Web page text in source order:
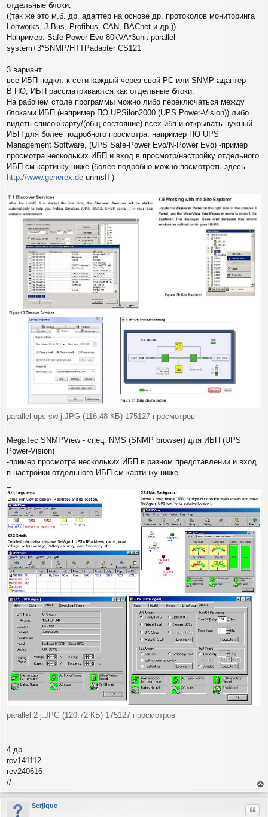
отдельные блоки.
((так же это м.б. др. адаптер на основе др. протоколов мониторинга
Lonworks, J-Bus, Profibus, CAN, BACnet и др.))
Например: Safe-Power Evo 80kVA*3unit parallel
system+3*SNMP/HTTPadapter CS121
3 вариант
все ИБП подкл. к сети каждый через свой PC или SNMP адаптер
В ПО, ИБП рассматриваются как отдельные блоки.
На рабочем столе программы можно либо переключаться между
блоками ИБП (например ПО UPSilon2000 (UPS Power-Vision)) либо
видеть список/карту/(общ состояние) всех ибп и открывать нужный
ИБП для более подробного просмотра: например ПО UPS
Management Software, (UPS Safe-Power Evo/N-Power Evo) -пример
просмотра нескольких ИБП и вход в просмотр/настройку отдельного
ИБП-см картинку ниже (более подробно можно посмотреть здесь -
http://www.generex.de unmsII )
parallel ups sw j.JPG (116.48 КБ) 175127 просмотров
MegaTec SNMPView - спец. NMS (SNMP browser) для ИБП (UPS
Power-Vision)
-пример просмотра нескольких ИБП в разном представлении и вход
в настройки отдельного ИБП-см картинку ниже
parallel 2 j.JPG (120.72 КБ) 175127 просмотров
4 др.
rev141112
rev240616
//
ер
Serjique